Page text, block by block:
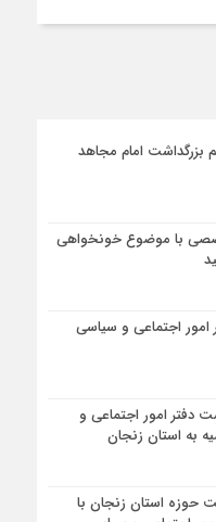
بزرگداشت امام مجاهد
با موضوع خونخواهی
امور اجتماعی و سیاسی
دفتر امور اجتماعی و
به استان زنجان
حوزه استان زنجان با